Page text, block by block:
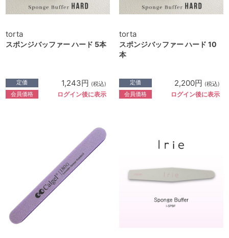
torta
スポンジバッファー ハード 5本
定価 1,243円 (税込)
会員価格 ログイン後に表示
torta
スポンジバッファー ハード 10
本
定価 2,200円 (税込)
会員価格 ログイン後に表示